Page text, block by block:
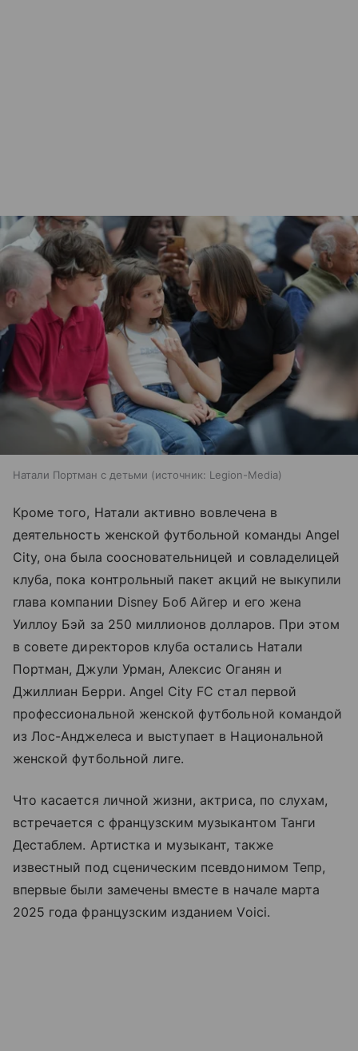
Натали Портман с детьми источник: Legion-Media
Кроме того, Натали активно вовлечена в
деятельность женской футбольной команды Angel
City, она была соосновательницей и совладелицей
клуба, пока контрольный пакет акций не выкупили
глава компании Disney Боб Айгер и его жена
Уиллоу Бэй за 250 миллионов долларов. При этом
в совете директоров клуба остались Натали
Портман, Джули Урман, Алексис Оганян и
Джиллиан Берри. Angel City FC стал первой
профессиональной женской футбольной командой
из Лос-Анджелеса и выступает в Национальной
женской футбольной лиге.
Что касается личной жизни, актриса, по слухам,
встречается с французским музыкантом Танги
Дестаблем. Артистка и музыкант, также
известный под сценическим псевдонимом Тепр,
впервые были замечены вместе в начале марта
2025 года французским изданием Voici.